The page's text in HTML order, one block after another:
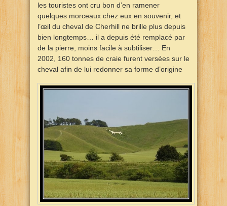
les touristes ont cru bon d’en ramener
quelques morceaux chez eux en souvenir, et
l’œil du cheval de Cherhill ne brille plus depuis
bien longtemps… il a depuis été remplacé par
de la pierre, moins facile à subtiliser… En
2002, 160 tonnes de craie furent versées sur le
cheval afin de lui redonner sa forme d’origine